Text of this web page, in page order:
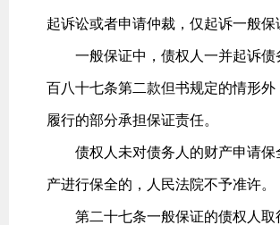
起诉讼或者申请仲裁，仅起诉一般
一般保证中，债权人一并起诉债
百八十七条第二款但书规定的情形
履行的部分承担保证责任。
债权人未对债务人的财产申请保
产进行保全的，人民法院不予准许。
第二十七条一般保证的债权人取